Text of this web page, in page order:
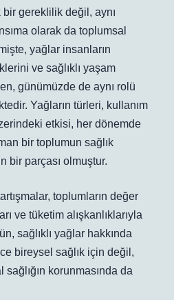
gereklilik değil, aynı
olarak da toplumsal
yağlar insanların
ve sağlıklı yaşam
günümüzde de aynı rolü
Yağların türleri, kullanım
etkisi, her dönemde
bir toplumun sağlık
bir parçası olmuştur.
toplumların değer
ve tüketim alışkanlıklarıyla
sağlıklı yağlar hakkında
bireysel sağlık için değil,
korunmasında da